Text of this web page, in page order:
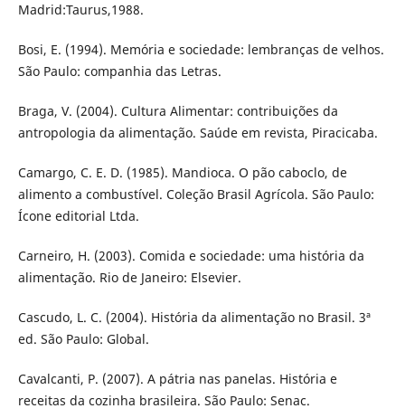
Madrid:Taurus,1988.
Bosi, E. (1994). Memória e sociedade: lembranças de velhos.
São Paulo: companhia das Letras.
Braga, V. (2004). Cultura Alimentar: contribuições da
antropologia da alimentação. Saúde em revista, Piracicaba.
Camargo, C. E. D. (1985). Mandioca. O pão caboclo, de
alimento a combustível. Coleção Brasil Agrícola. São Paulo:
Ícone editorial Ltda.
Carneiro, H. (2003). Comida e sociedade: uma história da
alimentação. Rio de Janeiro: Elsevier.
Cascudo, L. C. (2004). História da alimentação no Brasil. 3ª
ed. São Paulo: Global.
Cavalcanti, P. (2007). A pátria nas panelas. História e
receitas da cozinha brasileira. São Paulo: Senac.